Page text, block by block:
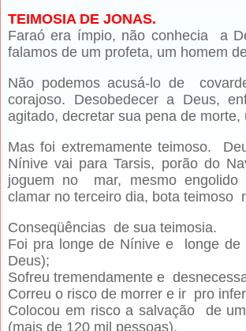
TEIMOSIA DE JONAS.
Faraó era ímpio, não conhecia a
falamos de um profeta, um homem
Não podemos acusá-lo de
corajoso. Desobedecer a Deus,
agitado, decretar sua pena de morte,
Mas foi extremamente teimoso.
Nínive vai para Tarsis, porão do
joguem no mar, mesmo engolido
clamar no terceiro dia, bota teimoso
Conseqüências de sua teimosia.
Foi pra longe de Nínive e longe de
Deus);
Sofreu tremendamente e
Correu o risco de morrer e ir pro
Colocou em risco a salvação de
(mais de 120 mil pessoas).